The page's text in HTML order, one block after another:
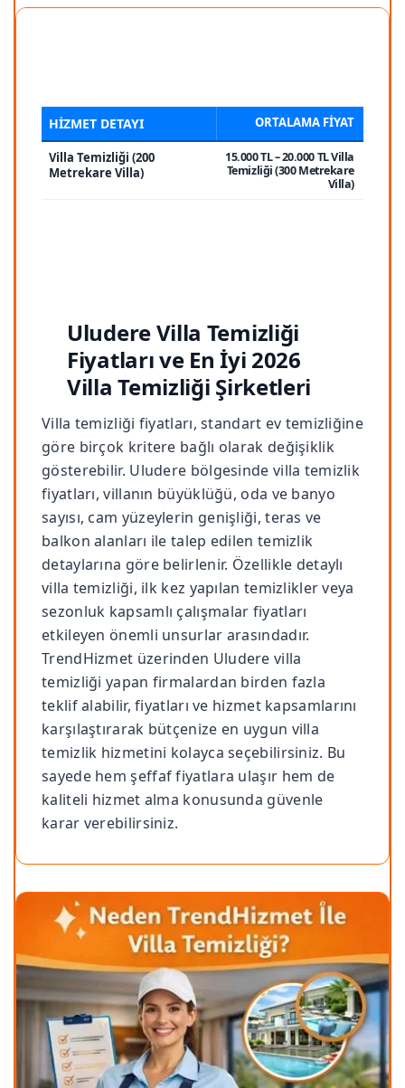
HIZMET DETAYI ORTALAMA FIYAT
Villa Temizliği (200
Metrekare Villa)
15.000 TL – 20.000 TL Villa
Temizliği (300 Metrekare
Villa)
Uludere Villa Temizliği
Fiyatları ve En İyi 2026
Villa Temizliği Şirketleri
Villa temizliği fiyatları, standart ev temizliğine
göre birçok kritere bağlı olarak değişiklik
gösterebilir. Uludere bölgesinde villa temizlik
fiyatları, villanın büyüklüğü, oda ve banyo
sayısı, cam yüzeylerin genişliği, teras ve
balkon alanları ile talep edilen temizlik
detaylarına göre belirlenir. Özellikle detaylı
villa temizliği, ilk kez yapılan temizlikler veya
sezonluk kapsamlı çalışmalar fiyatları
etkileyen önemli unsurlar arasındadır.
TrendHizmet üzerinden Uludere villa
temizliği yapan firmalardan birden fazla
teklif alabilir, fiyatları ve hizmet kapsamlarını
karşılaştırarak bütçenize en uygun villa
temizlik hizmetini kolayca seçebilirsiniz. Bu
sayede hem şeffaf fiyatlara ulaşır hem de
kaliteli hizmet alma konusunda güvenle
karar verebilirsiniz.